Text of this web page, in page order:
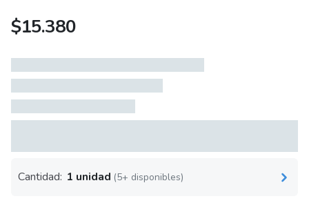
$15.380
Cantidad: 1 unidad (5+ disponibles)